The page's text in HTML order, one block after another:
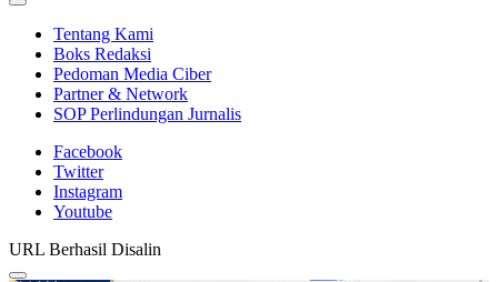
Tentang Kami
Boks Redaksi
Pedoman Media Ciber
Partner & Network
SOP Perlindungan Jurnalis
Facebook
Twitter
Instagram
Youtube
URL Berhasil Disalin